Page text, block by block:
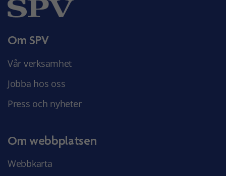
Om SPV
Vår verksamhet
Jobba hos oss
Press och nyheter
Om webbplatsen
Webbkarta